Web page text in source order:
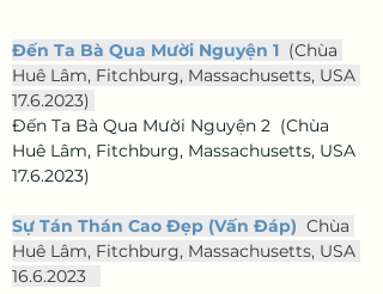
Đến Ta Bà Qua Mười Nguyện 1 (Chùa
Huê Lâm, Fitchburg, Massachusetts, USA
17.6.2023)
Đến Ta Bà Qua Mười Nguyện 2  (Chùa
Huê Lâm, Fitchburg, Massachusetts, USA
17.6.2023)
Sự Tán Thán Cao Đẹp (Vấn Đáp) Chùa
Huê Lâm, Fitchburg, Massachusetts, USA
16.6.2023